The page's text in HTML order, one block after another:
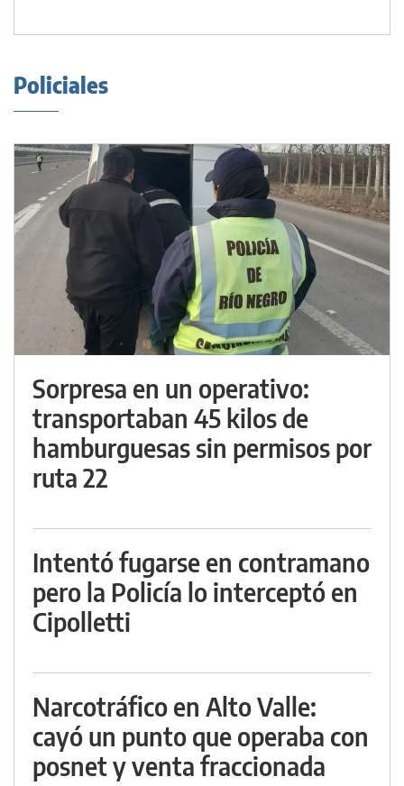
Policiales
Sorpresa en un operativo:
transportaban 45 kilos de
hamburguesas sin permisos por
ruta 22
Intentó fugarse en contramano
pero la Policía lo interceptó en
Cipolletti
Narcotráfico en Alto Valle:
cayó un punto que operaba con
posnet y venta fraccionada